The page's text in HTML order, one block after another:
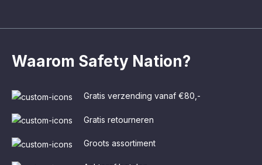
Waarom Safety Nation?
Gratis verzending vanaf €80,-
Gratis retourneren
Groots assortiment